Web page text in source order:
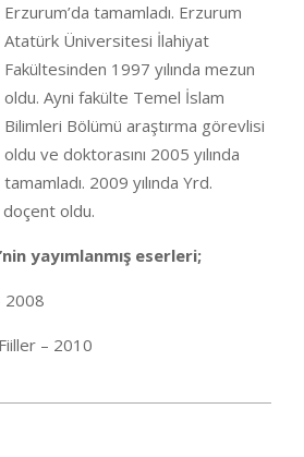
Erzurum’da tamamladı. Erzurum
Atatürk Üniversitesi İlahiyat
Fakültesinden 1997 yılında mezun
oldu. Ayni fakülte Temel İslam
Bilimleri Bölümü araştırma görevlisi
oldu ve doktorasını 2005 yılında
tamamladı. 2009 yılında Yrd.
doçent oldu.
yayımlanmış eserleri;
2008
– 2010